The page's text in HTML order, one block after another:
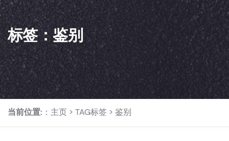
标签：鉴别
当前位置: ： 主页 > TAG标签 > 鉴别